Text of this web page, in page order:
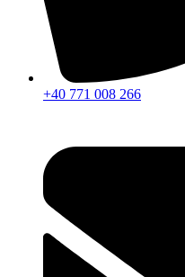
+40 771 008 266